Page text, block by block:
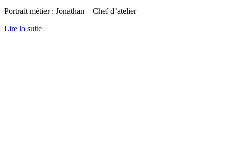
Portrait métier : Jonathan – Chef d’atelier
Lire la suite